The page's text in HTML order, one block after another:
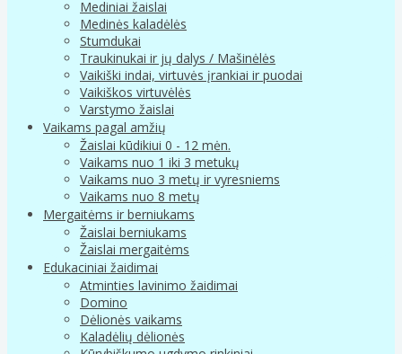
Mediniai žaislai
Medinės kaladėlės
Stumdukai
Traukinukai ir jų dalys / Mašinėlės
Vaikiški indai, virtuvės įrankiai ir puodai
Vaikiškos virtuvėlės
Varstymo žaislai
Vaikams pagal amžių
Žaislai kūdikiui 0 - 12 mėn.
Vaikams nuo 1 iki 3 metukų
Vaikams nuo 3 metų ir vyresniems
Vaikams nuo 8 metų
Mergaitėms ir berniukams
Žaislai berniukams
Žaislai mergaitėms
Edukaciniai žaidimai
Atminties lavinimo žaidimai
Domino
Dėlionės vaikams
Kaladėlių dėlionės